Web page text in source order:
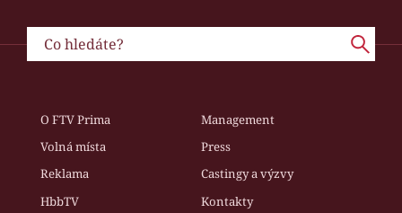
O FTV Prima
Management
Volná místa
Press
Reklama
Castingy a výzvy
HbbTV
Kontakty